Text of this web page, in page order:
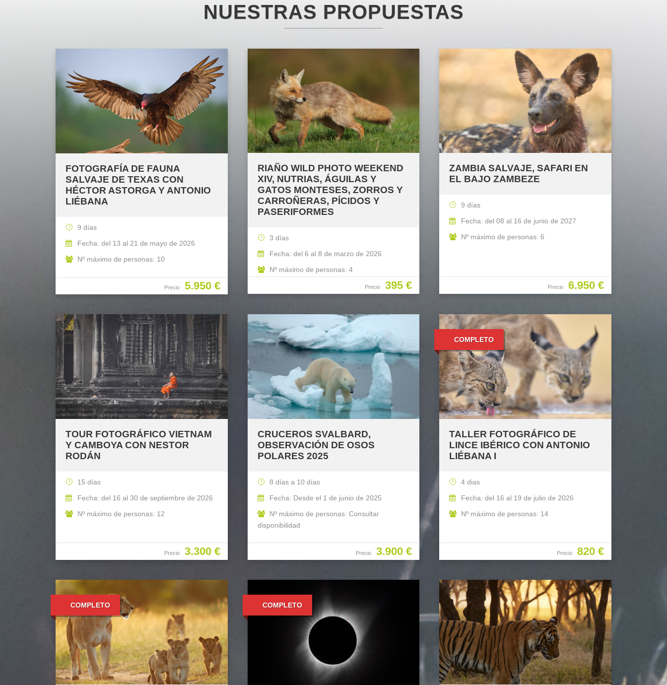
NUESTRAS PROPUESTAS
FOTOGRAFÍA DE FAUNA
SALVAJE DE TEXAS CON
HÉCTOR ASTORGA Y ANTONIO
LIÉBANA
Precio 5.950 €
9 días
Fecha: del 13 al 21 de mayo de 2026
Nº máximo de personas: 10
RIAÑO WILD PHOTO WEEKEND
XIV, NUTRIAS, ÁGUILAS Y
GATOS MONTESES, ZORROS Y
CARROÑERAS, PÍCIDOS Y
PASERIFORMES
Precio 395 €
3 días
Fecha: del 6 al 8 de marzo de 2026
Nº máximo de personas: 4
ZAMBIA SALVAJE, SAFARI EN
EL BAJO ZAMBEZE
Precio 6.950 €
9 días
Fecha: del 08 al 16 de junio de 2027
Nº máximo de personas: 6
TOUR FOTOGRÁFICO VIETNAM
Y CAMBOYA CON NESTOR
RODÁN
Precio 3.300 €
15 días
Fecha: del 16 al 30 de septiembre de 2026
Nº máximo de personas: 12
CRUCEROS SVALBARD,
OBSERVACIÓN DE OSOS
POLARES 2025
Precio 3.900 €
8 días a 10 días
Fecha: Desde el 1 de junio de 2025
Nº máximo de personas: Consultar
disponibilidad
COMPLETO
TALLER FOTOGRÁFICO DE
LINCE IBÉRICO CON ANTONIO
LIÉBANA I
Precio 820 €
4 dias
Fecha: del 16 al 19 de julio de 2026
Nº máximo de personas: 14
COMPLETO COMPLETO